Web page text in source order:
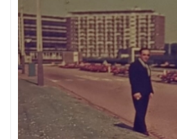
foto
genomen